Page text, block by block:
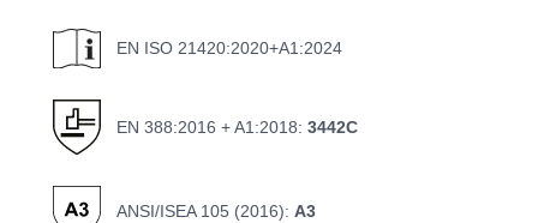
EN ISO 21420:2020+A1:2024
EN 388:2016 + A1:2018: 3442C
ANSI/ISEA 105 (2016): A3